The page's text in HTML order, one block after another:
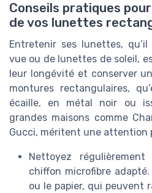
Conseils pratiques
de vos lunettes
Entretenir ses lunettes, qu’il
vue ou de lunettes de soleil,
leur longévité et conserver
montures rectangulaires,
écaille, en métal noir ou
grandes maisons comme
Gucci, méritent une attention
Nettoyez
chiffon microfibre
ou le papier, qui peuvent